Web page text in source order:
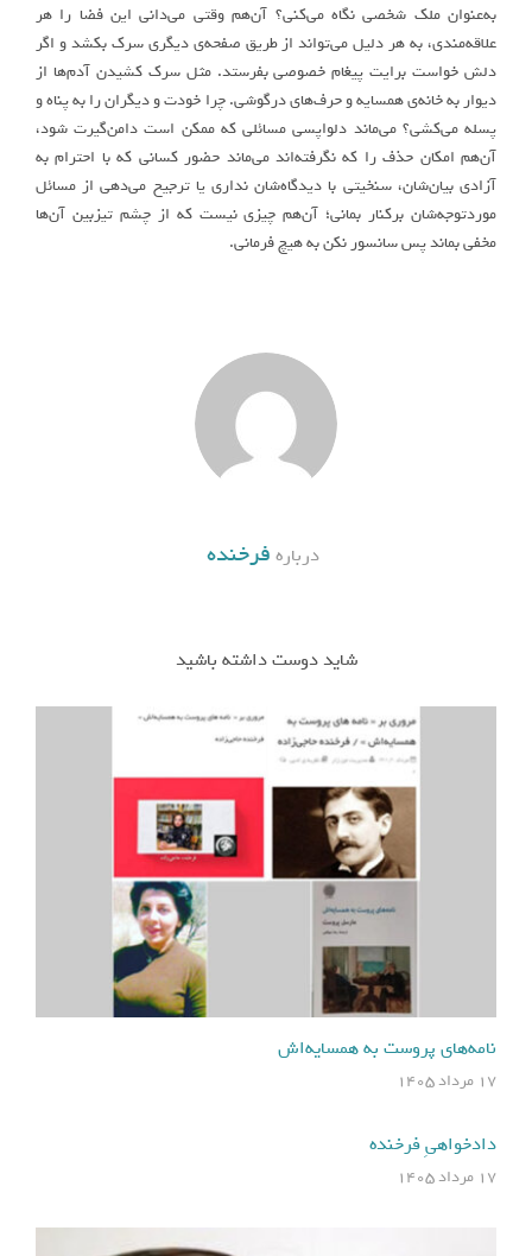
به‌عنوان ملک شخصی نگاه می‌کنی؟ آن‌هم وقتی می‌دانی این فضا را هر
علاقه‌مندی، به هر دلیل می‌تواند از طریق صفحه‌ی دیگری سرک بکشد و اگر
دلش خواست برایت پیغام خصوصی بفرستد. مثل سرک کشیدن آدم‌ها از
دیوار به خانه‌ی همسایه و حرف‌های درگوشی. چرا خودت و دیگران را به پناه و
پسله می‌کشی؟ می‌ماند دلواپسی مسائلی که ممکن است دامن‌گیرت شود،
آن‌هم امکان حذف را که نگرفته‌اند می‌ماند حضور کسانی که با احترام به
آزادی بیان‌شان، سنخیتی با دیدگاه‌شان نداری یا ترجیح می‌دهی از مسائل
موردتوجه‌شان برکنار بمانی؛ آن‌هم چیزی نیست که از چشم تیزبین آن‌ها
مخفی بماند پس سانسور نکن به هیچ فرمانی.
درباره فرخنده
شاید دوست داشته باشید
نامه‌های پروست به همسایه‌اش
۱۷ مرداد ۱۴۰۵
دادخواهیِ فرخنده
۱۷ مرداد ۱۴۰۵